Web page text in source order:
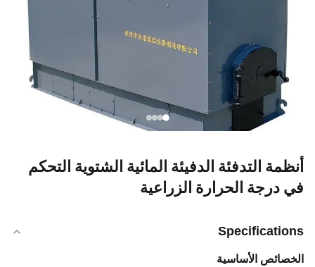
أنظمة التدفئة الدفيئة المائية الشتوية التحكم
في درجة الحرارة الزراعية
Specifications
الخصائص الأساسية